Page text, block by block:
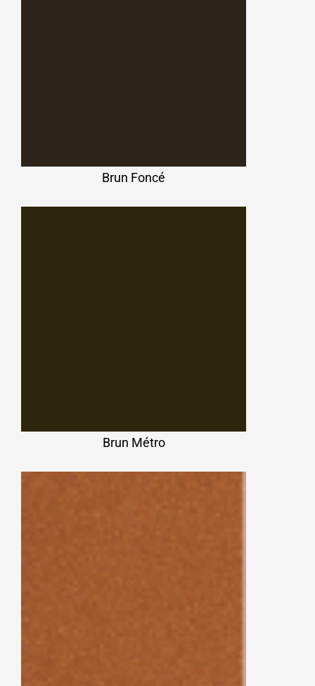
Brun Foncé
Brun Métro